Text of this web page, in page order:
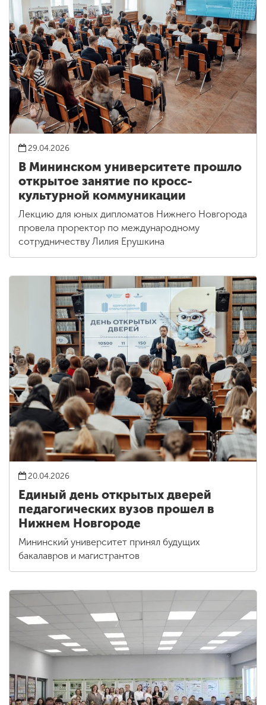
29.04.2026
В Мининском университете прошло
открытое занятие по кросс-
культурной коммуникации
Лекцию для юных дипломатов Нижнего Новгорода
провела проректор по международному
сотрудничеству Лилия Ерушкина
20.04.2026
Единый день открытых дверей
педагогических вузов прошел в
Нижнем Новгороде
Мининский университет принял будущих
бакалавров и магистрантов